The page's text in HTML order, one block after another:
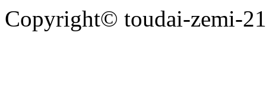
Copyright© toudai-zemi-21